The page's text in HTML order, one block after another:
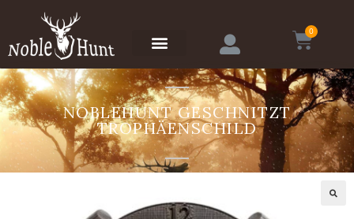
0
NOBLEHUNT GESCHNITZT
TROPHÄENSCHILD